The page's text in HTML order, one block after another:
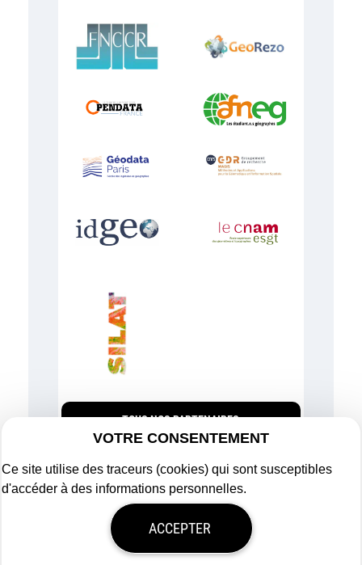
TOUS NOS PARTENAIRES
Mentions légales
Politique de confidentialité
VOTRE CONSENTEMENT
Ce site utilise des traceurs (cookies) qui sont susceptibles
d'accéder à des informations personnelles.
ACCEPTER